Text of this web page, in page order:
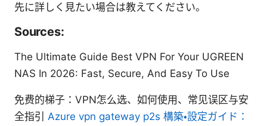
先に詳しく見たい場合は教えてください。
Sources:
The Ultimate Guide Best VPN For Your UGREEN
NAS In 2026: Fast, Secure, And Easy To Use
免费的梯子：VPN怎么选、如何使用、常见误区与安
全指引 Azure vpn gateway p2s 構築・設定ガイド：